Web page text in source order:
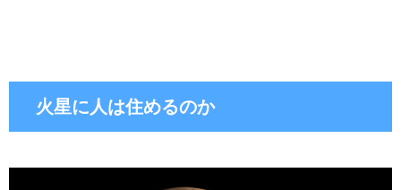
火星に人は住めるのか